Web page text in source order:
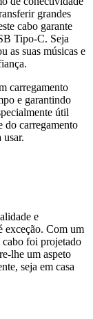
grandes
cabo garante
Tipo-C. Seja
as suas músicas e
carregamento
e garantindo
útil
do carregamento
usar.
e
exceção. Com um
cabo foi projetado
lhe um aspeto
seja em casa